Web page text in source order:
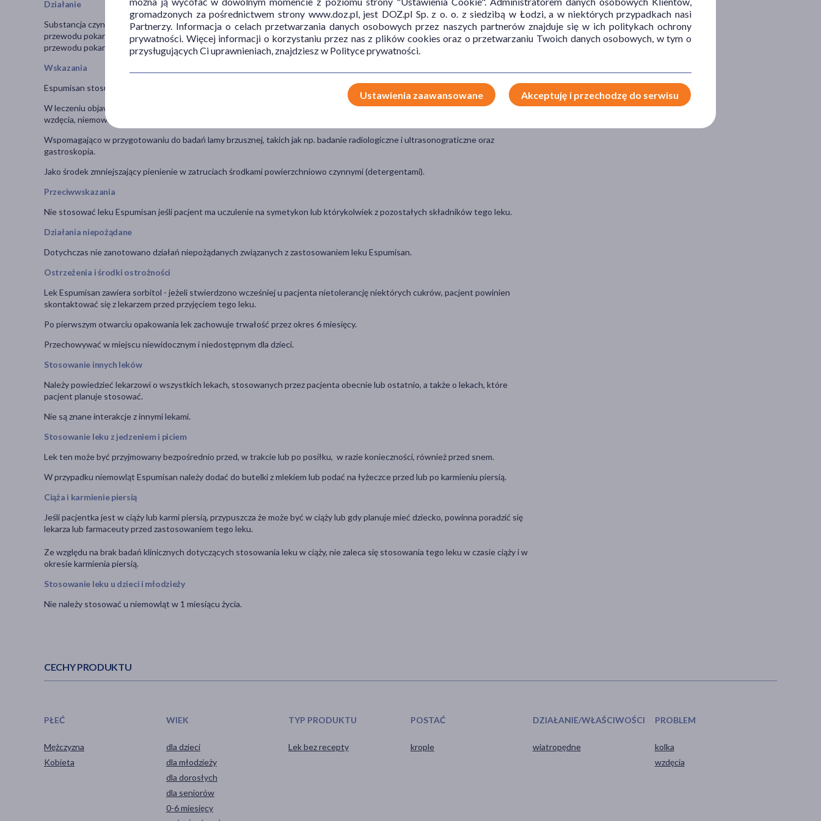
Działanie
Substancja czynna leku, symetykon, powoduje pękanie pęcherzyków gazu, zawartych w masach pokarmowych i w śluzie
przewodu pokarmowego. Dzięki temu gazy, uwolnione na tej drodze, mogą być wchłaniane przez ścianę jelita lub usuwane z
przewodu pokarmowego w wyniku ruchów perystaltycznych jelit.
Wskazania
Espumisan stosuje się:
W leczeniu objawowym zaburzeń żołądkowo-jelitowych związanych z nadmiernym gromadzeniem się gazów, takich jak. np.:
wzdęcia, niemowlęca kolka jelitowa u niemowląt powyżej 1 miesiąca życia.
Wspomagająco w przygotowaniu do badań lamy brzusznej, takich jak np. badanie radiologiczne i ultrasonograticzne oraz
gastroskopia.
Jako środek zmniejszający pienienie w zatruciach środkami powierzchniowo czynnymi (detergentami).
Przeciwwskazania
Nie stosować leku Espumisan jeśli pacjent ma uczulenie na symetykon lub którykolwiek z pozostałych składników tego leku.
Działania niepożądane
Dotychczas nie zanotowano działań niepożądanych związanych z zastosowaniem leku Espumisan.
Ostrzeżenia i środki ostrożności
Lek Espumisan zawiera sorbitol - jeżeli stwierdzono wcześniej u pacjenta nietolerancję niektórych cukrów, pacjent powinien
skontaktować się z lekarzem przed przyjęciem tego leku.
Po pierwszym otwarciu opakowania lek zachowuje trwałość przez okres 6 miesięcy.
Przechowywać w miejscu niewidocznym i niedostępnym dla dzieci.
Stosowanie innych leków
Należy powiedzieć lekarzowi o wszystkich lekach, stosowanych przez pacjenta obecnie lub ostatnio, a także o lekach, które
pacjent planuje stosować.
Nie są znane interakcje z innymi lekami.
Stosowanie leku z jedzeniem i piciem
Lek ten może być przyjmowany bezpośrednio przed, w trakcie lub po posiłku, w razie konieczności, również przed snem.
W przypadku niemowląt Espumisan należy dodać do butelki z mlekiem lub podać na łyżeczce przed lub po karmieniu piersią.
Ciąża i karmienie piersią
Jeśli pacjentka jest w ciąży lub karmi piersią, przypuszcza że może być w ciąży lub gdy planuje mieć dziecko, powinna poradzić się
lekarza lub farmaceuty przed zastosowaniem tego leku.
Ze względu na brak badań klinicznych dotyczących stosowania leku w ciąży, nie zaleca się stosowania tego leku w czasie ciąży i w
okresie karmienia piersią.
Stosowanie leku u dzieci i młodzieży
Nie należy stosować u niemowląt w 1 miesiącu życia.
CECHY PRODUKTU
PŁEĆ
Mężczyzna
Kobieta
WIEK
dla dzieci
dla młodzieży
dla dorosłych
dla seniorów
0-6 miesięcy
TYP PRODUKTU
Lek bez recepty
POSTAĆ
krople
DZIAŁANIE/WŁAŚCIWOŚCI
wiatropędne
PROBLEM
kolka
wzdęcia
gromadzonych za pośrednictwem strony www.doz.pl, jest DOZ.pl Sp. z o. o. z siedzibą w Łodzi, a w niektórych przypadkach nasi
Partnerzy. Informacja o celach przetwarzania danych osobowych przez naszych partnerów znajduje się w ich politykach ochrony
prywatności. Więcej informacji o korzystaniu przez nas z plików cookies oraz o przetwarzaniu Twoich danych osobowych, w tym o
przysługujących Ci uprawnieniach, znajdziesz w Polityce prywatności.
Ustawienia zaawansowane Akceptuję i przechodzę do serwisu